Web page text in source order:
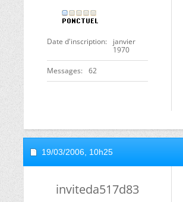
Date d'inscription
janvier
1970
Messages 62
19/03/2006, 10h25
inviteda517d83